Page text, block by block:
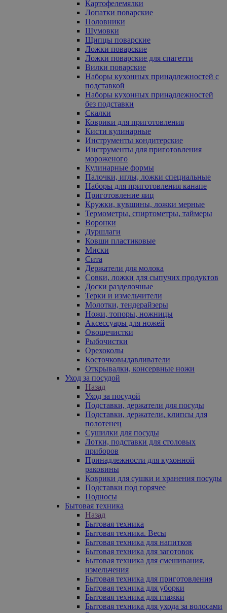
Картофелемялки
Лопатки поварские
Половники
Шумовки
Щипцы поварские
Ложки поварские
Ложки поварские для спагетти
Вилки поварские
Наборы кухонных принадлежностей с
подставкой
Наборы кухонных принадлежностей
без подставки
Скалки
Коврики для приготовления
Кисти кулинарные
Инструменты кондитерские
Инструменты для приготовления
мороженого
Кулинарные формы
Палочки, иглы, ложки специальные
Наборы для приготовления канапе
Приготовление яиц
Кружки, кувшины, ложки мерные
Термометры, спиртометры, таймеры
Воронки
Дуршлаги
Ковши пластиковые
Миски
Сита
Держатели для молока
Совки, ложки для сыпучих продуктов
Доски разделочные
Терки и измельчители
Молотки, тендерайзеры
Ножи, топоры, ножницы
Аксессуары для ножей
Овощечистки
Рыбочистки
Орехоколы
Косточковыдавливатели
Открывалки, консервные ножи
Уход за посудой
Назад
Уход за посудой
Подставки, держатели для посуды
Подставки, держатели, клипсы для
полотенец
Сушилки для посуды
Лотки, подставки для столовых
приборов
Принадлежности для кухонной
раковины
Коврики для сушки и хранения посуды
Подставки под горячее
Подносы
Бытовая техника
Назад
Бытовая техника
Бытовая техника. Весы
Бытовая техника для напитков
Бытовая техника для заготовок
Бытовая техника для смешивания,
измельчения
Бытовая техника для приготовления
Бытовая техника для уборки
Бытовая техника для глажки
Бытовая техника для ухода за волосами